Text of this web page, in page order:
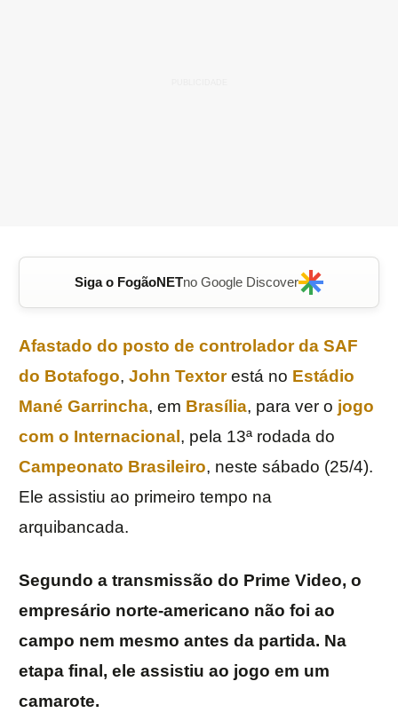
Siga o FogãoNETno Google Discover
Afastado do posto de controlador da SAF
do Botafogo, John Textorestá no Estádio
Mané Garrincha, em Brasília, para ver o jogo
com o Internacional , pela 13ª rodada do
Campeonato Brasileiro, neste sábado (25/4).
Ele assistiu ao primeiro tempo na
arquibancada.
Segundo a transmissão do Prime Video, o
empresário norte-americano não foi ao
campo nem mesmo antes da partida. Na
etapa final, ele assistiu ao jogo em um
camarote.